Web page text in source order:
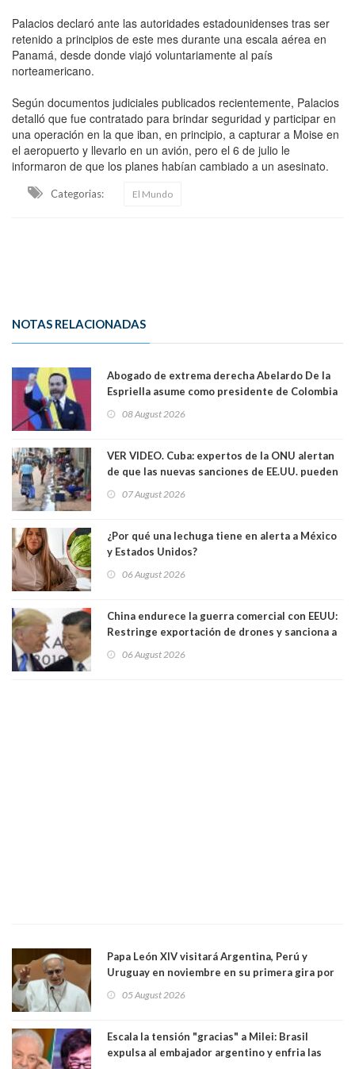
Palacios declaró ante las autoridades estadounidenses tras ser
retenido a principios de este mes durante una escala aérea en
Panamá, desde donde viajó voluntariamente al país
norteamericano.
Según documentos judiciales publicados recientemente, Palacios
detalló que fue contratado para brindar seguridad y participar en
una operación en la que iban, en principio, a capturar a Moise en
el aeropuerto y llevarlo en un avión, pero el 6 de julio le
informaron de que los planes habían cambiado a un asesinato.
Categorias: El Mundo
NOTAS RELACIONADAS
Abogado de extrema derecha Abelardo De la
Espriella asume como presidente de Colombia
08 August 2026
VER VIDEO. Cuba: expertos de la ONU alertan
de que las nuevas sanciones de EE.UU. pueden
07 August 2026
¿Por qué una lechuga tiene en alerta a México
y Estados Unidos?
06 August 2026
China endurece la guerra comercial con EEUU:
Restringe exportación de drones y sanciona a
06 August 2026
Papa León XIV visitará Argentina, Perú y
Uruguay en noviembre en su primera gira por
05 August 2026
Escala la tensión "gracias" a Milei: Brasil
expulsa al embajador argentino y enfria las